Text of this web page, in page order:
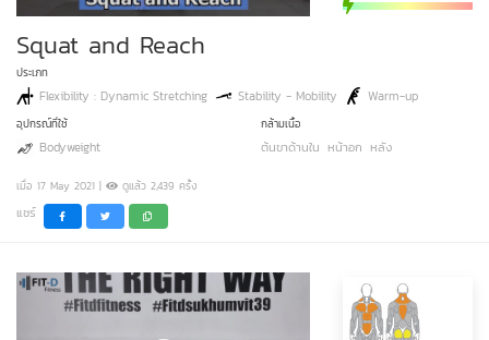
Squat and Reach
ประเภท
Flexibility : Dynamic Stretching Stability - Mobility Warm-up
อุปกรณ์ที่ใช้
Bodyweight
กล้ามเนื้อ
ต้นขาด้านใน หน้าอก หลัง
เมื่อ 17 May 2021 | ดูแล้ว 2,439 ครั้ง
แชร์